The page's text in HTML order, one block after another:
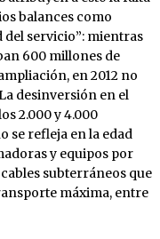
balances como
servicio”: mientras
600 millones de
en 2012 no
desinversión en el
2.000 y 4.000
se refleja en la edad
y equipos por
subterráneos que
máxima, entre